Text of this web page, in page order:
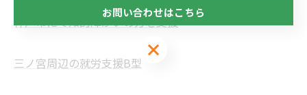
神戸市にて知的障がいの方を支援
三ノ宮周辺の就労支援B型
お問い合わせはこちら
お問い合わせはこちら